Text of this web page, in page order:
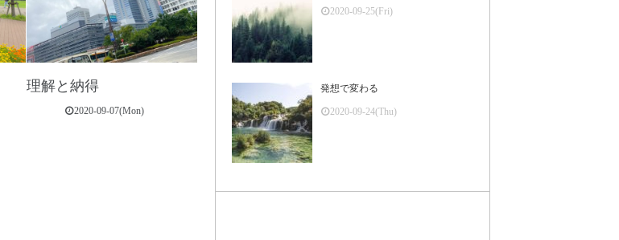
理解と納得
2020-09-07(Mon)
2020-09-25(Fri)
発想で変わる
2020-09-24(Thu)